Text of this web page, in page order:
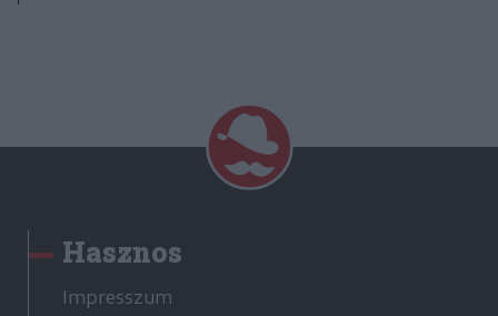
Hasznos
Impresszum